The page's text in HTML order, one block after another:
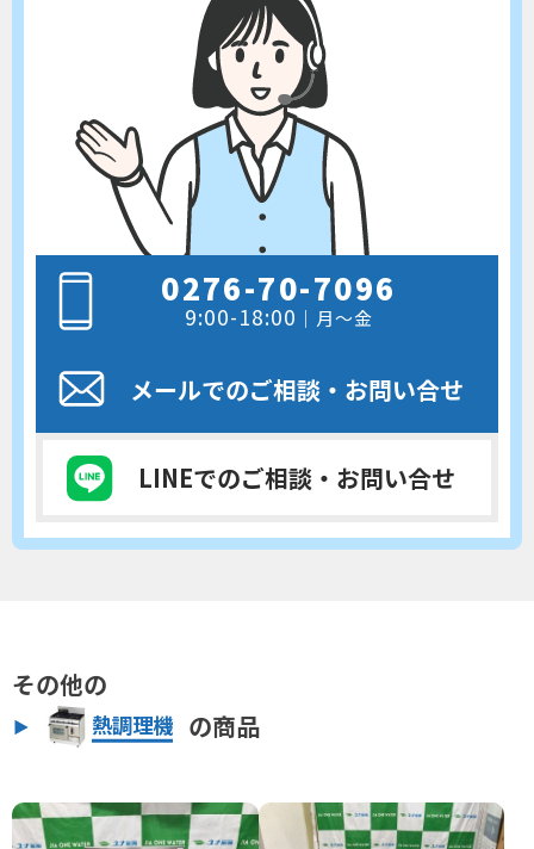
0276-70-7096
9:00-18:00 ｜月～金
メールでのご相談 ・お問い合せ
LINEでのご相談 ・お問い合せ
その他の
熱調理機 の商品